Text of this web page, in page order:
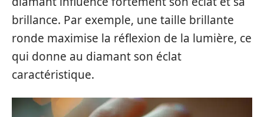
brillance. Par exemple, une taille brillante
ronde maximise la réflexion de la lumière, ce
qui donne au diamant son éclat
caractéristique.